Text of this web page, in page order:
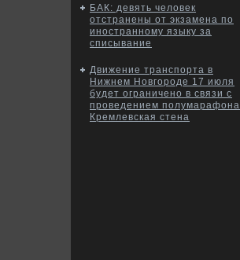
БАК: девять человек
отстранены от экзамена по
иностранному языку за
списывание
Движение транспорта в
Нижнем Новгороде 17 июля
будет ограничено в связи с
проведением полумарафона
Кремлевская стена